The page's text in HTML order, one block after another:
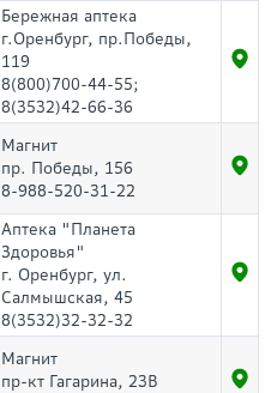
Бережная аптека
г.Оренбург, пр.Победы,
119
8(800)700-44-55;
8(3532)42-66-36
Магнит
пр. Победы, 156
8-988-520-31-22
Аптека "Планета
Здоровья"
г. Оренбург, ул.
Салмышская, 45
8(3532)32-32-32
Магнит
пр-кт Гагарина, 23В